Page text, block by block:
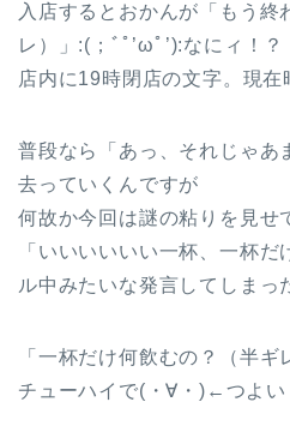
入店するとおかんが「もう終
レ）」:(；ﾞﾟ’ωﾟ’):なにィ！？
店内に19時閉店の文字。現在
普段なら「あっ、それじゃあ
去っていくんですが
何故か今回は謎の粘りを見せ
「いいいいいい一杯、一杯
ル中みたいな発言してしまっ
「一杯だけ何飲むの？（半ギ
チューハイで(・∀・)←つよい